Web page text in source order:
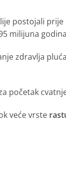
postojali prije
milijuna godina.
zdravlja
početak cvatnje.
veće vrste